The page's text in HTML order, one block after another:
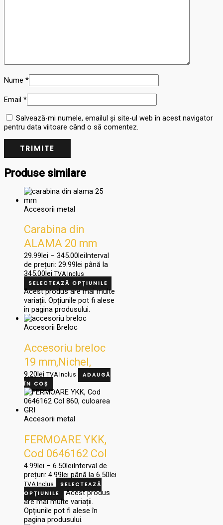
Nume *
Email *
Salvează-mi numele, emailul și site-ul web în acest navigator
pentru data viitoare când o să comentez.
Produse similare
Accesorii metal
Carabina din
ALAMA 20 mm
29.99 lei – 345.00 lei Interval
de prețuri: 29.99lei până la
345.00lei TVA Inclus
SELECTEAZĂ OPȚIUNILE
Acest produs are mai multe
variații. Opțiunile pot fi alese
în pagina produsului.
Accesorii Breloc
Accesoriu breloc
19 mm,Nichel,
H5281
9.20 lei TVA Inclus
ADAUGĂ
ÎN COȘ
Accesorii metal
FERMOARE YKK,
Cod 0646162 Col
860, culoarea GRI
4.99 lei – 6.50 lei Interval de
prețuri: 4.99lei până la 6.50lei
TVA Inclus
SELECTEAZĂ
OPȚIUNILE
Acest produs
are mai multe variații.
Opțiunile pot fi alese în
pagina produsului.